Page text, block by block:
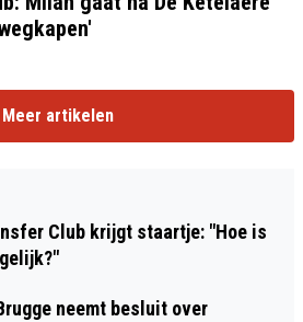
Meer artikelen
Club krijgt staartje: "Hoe is
neemt besluit over